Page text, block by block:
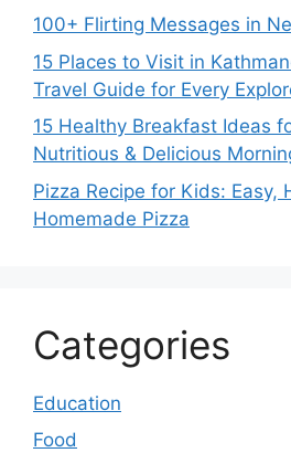
100+ Flirting Messages in
15 Places to Visit in
Travel Guide for Every
15 Healthy Breakfast Ideas
Nutritious & Delicious
Pizza Recipe for Kids: Easy,
Homemade Pizza
Categories
Education
Food